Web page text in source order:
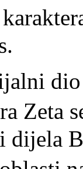
Zeta
dijela